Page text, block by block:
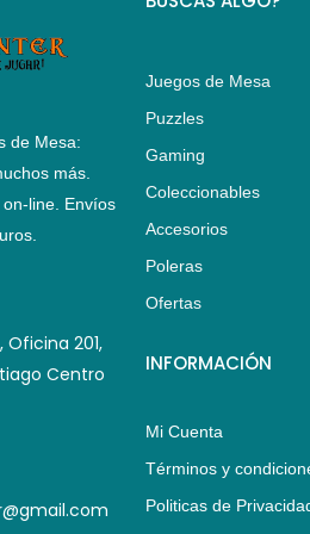
de Mesa:
más.
line. Envíos
Oficina 201,
Centro
Juegos de Mesa
Puzzles
Gaming
Coleccionables
Accesorios
Poleras
Ofertas
INFORMACIÓN
Mi Cuenta
Términos y
Politicas de